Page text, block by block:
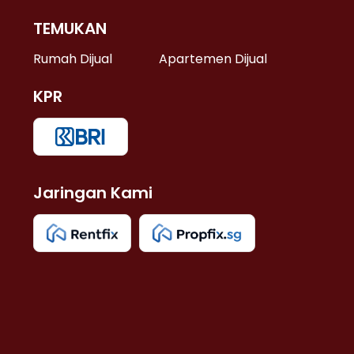
TEMUKAN
Rumah Dijual Apartemen Dijual
KPR
Jaringan Kami